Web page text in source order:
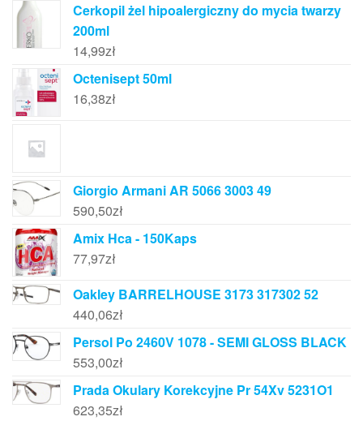
Cerkopil żel hipoalergiczny do mycia twarzy
200ml
14,99zł
Octenisept 50ml
16,38zł
Giorgio Armani AR 5066 3003 49
590,50zł
Amix Hca - 150Kaps
77,97zł
Oakley BARRELHOUSE 3173 317302 52
440,06zł
Persol Po 2460V 1078 - SEMI GLOSS BLACK
553,00zł
Prada Okulary Korekcyjne Pr 54Xv 5231O1
623,35zł